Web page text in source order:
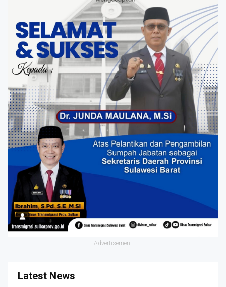
- Advertisement -
Latest News